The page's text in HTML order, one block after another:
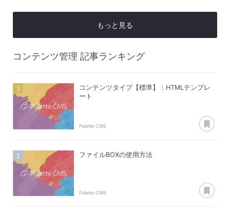
もっと見る
コンテンツ管理 記事ランキング
コンテンツタイプ【標準】：HTMLテンプレ
ート
Palette CMS
ファイルBOXの使用方法
Palette CMS